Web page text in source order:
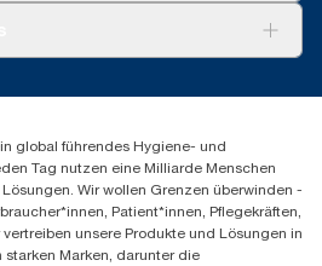
Germany GmbH
| Fr 8:00-15:00
global führendes Hygiene- und
Tag nutzen eine Milliarde Menschen
Wir wollen Grenzen überwinden -
Patient*innen, Pflegekräften,
unsere Produkte und Lösungen in
Marken, darunter die